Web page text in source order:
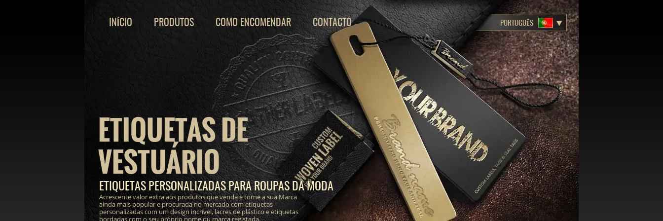
ETIQUETAS DE
VESTUÁRIO
ETIQUETAS PERSONALIZADAS PARA ROUPAS DA MODA
Acrescente valor extra aos produtos que vende e torne a sua Marca
ainda mais popular e procurada no mercado com etiquetas
personalizadas com um design incrível, lacres de plástico e etiquetas
bordadas com o seu próprio nome ou marca registada.
INÍCIO PRODUTOS COMO ENCOMENDAR CONTACTO PORTUGUÊS